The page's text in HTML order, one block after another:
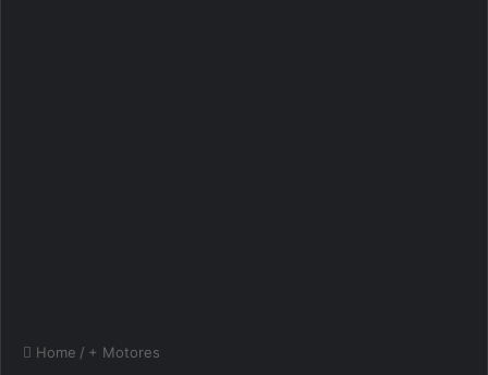
Home / + Motores